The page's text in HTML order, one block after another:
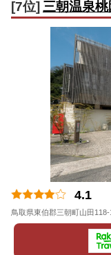
[7位] 三朝温泉
4.1
鳥取県東伯郡三朝町山田118-